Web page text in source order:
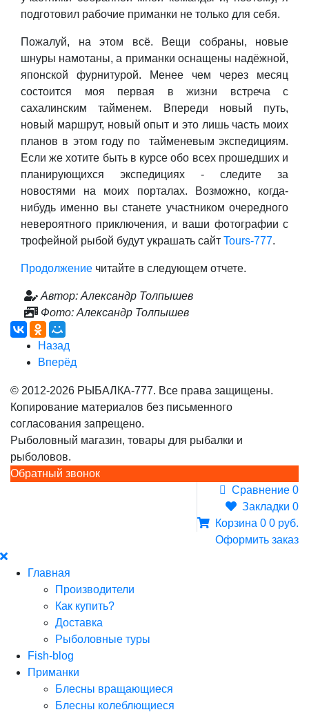
подготовил рабочие приманки не только для себя.
Пожалуй, на этом всё. Вещи собраны, новые
шнуры намотаны, а приманки оснащены надёжной,
японской фурнитурой. Менее чем через месяц
состоится моя первая в жизни встреча с
сахалинским тайменем. Впереди новый путь,
новый маршрут, новый опыт и это лишь часть моих
планов в этом году по тайменевым экспедициям.
Если же хотите быть в курсе обо всех прошедших и
планирующихся экспедициях - следите за
новостями на моих порталах. Возможно, когда-
нибудь именно вы станете участником очередного
невероятного приключения, и ваши фотографии с
трофейной рыбой будут украшать сайт Tours-777.
Продолжение читайте в следующем отчете.
Автор: Александр Толпышев
Фото: Александр Толпышев
Назад
Вперёд
© 2012-2026 РЫБАЛКА-777. Все права защищены.
Копирование материалов без письменного
согласования запрещено.
Рыболовный магазин, товары для рыбалки и
рыболовов.
Обратный звонок
Сравнение 0
Закладки 0
Корзина 0 0 руб.
Оформить заказ
Главная
Производители
Как купить?
Доставка
Рыболовные туры
Fish-blog
Приманки
Блесны вращающиеся
Блесны колеблющиеся